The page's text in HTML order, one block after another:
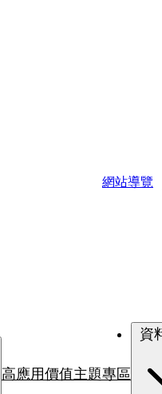
網站導覽
高應用價值主題專區